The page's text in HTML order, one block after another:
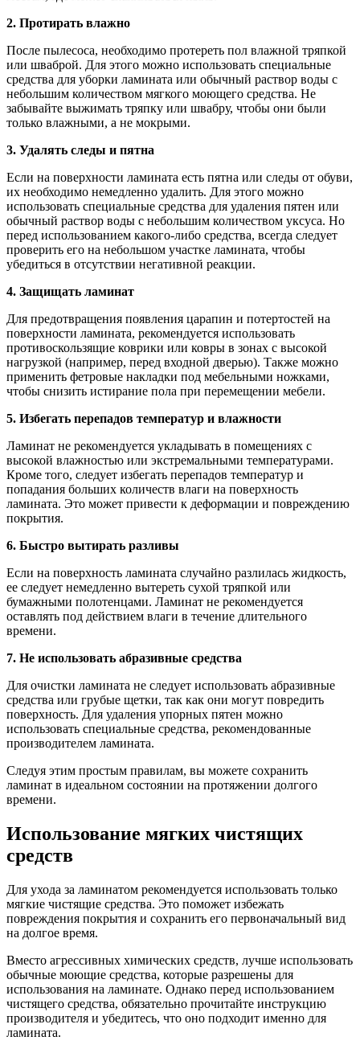
2. Протирать влажно
После пылесоса, необходимо протереть пол влажной тряпкой
или шваброй. Для этого можно использовать специальные
средства для уборки ламината или обычный раствор воды с
небольшим количеством мягкого моющего средства. Не
забывайте выжимать тряпку или швабру, чтобы они были
только влажными, а не мокрыми.
3. Удалять следы и пятна
Если на поверхности ламината есть пятна или следы от обуви,
их необходимо немедленно удалить. Для этого можно
использовать специальные средства для удаления пятен или
обычный раствор воды с небольшим количеством уксуса. Но
перед использованием какого-либо средства, всегда следует
проверить его на небольшом участке ламината, чтобы
убедиться в отсутствии негативной реакции.
4. Защищать ламинат
Для предотвращения появления царапин и потертостей на
поверхности ламината, рекомендуется использовать
противоскользящие коврики или ковры в зонах с высокой
нагрузкой (например, перед входной дверью). Также можно
применить фетровые накладки под мебельными ножками,
чтобы снизить истирание пола при перемещении мебели.
5. Избегать перепадов температур и влажности
Ламинат не рекомендуется укладывать в помещениях с
высокой влажностью или экстремальными температурами.
Кроме того, следует избегать перепадов температур и
попадания больших количеств влаги на поверхность
ламината. Это может привести к деформации и повреждению
покрытия.
6. Быстро вытирать разливы
Если на поверхность ламината случайно разлилась жидкость,
ее следует немедленно вытереть сухой тряпкой или
бумажными полотенцами. Ламинат не рекомендуется
оставлять под действием влаги в течение длительного
времени.
7. Не использовать абразивные средства
Для очистки ламината не следует использовать абразивные
средства или грубые щетки, так как они могут повредить
поверхность. Для удаления упорных пятен можно
использовать специальные средства, рекомендованные
производителем ламината.
Следуя этим простым правилам, вы можете сохранить
ламинат в идеальном состоянии на протяжении долгого
времени.
Использование мягких чистящих
средств
Для ухода за ламинатом рекомендуется использовать только
мягкие чистящие средства. Это поможет избежать
повреждения покрытия и сохранить его первоначальный вид
на долгое время.
Вместо агрессивных химических средств, лучше использовать
обычные моющие средства, которые разрешены для
использования на ламинате. Однако перед использованием
чистящего средства, обязательно прочитайте инструкцию
производителя и убедитесь, что оно подходит именно для
ламината.